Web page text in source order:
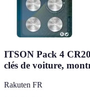
ITSON Pack 4
clés de voiture,
Rakuten FR